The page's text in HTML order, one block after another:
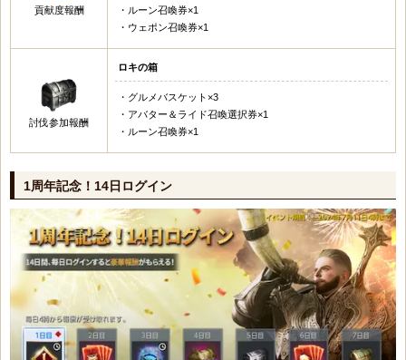
貢献度報酬
・ルーン召喚券×1
・ウェポン召喚券×1
討伐参加報酬
ロキの箱
・グルメバスケット×3
・アバター＆ライド召喚選択券×1
・ルーン召喚券×1
1周年記念！14日ログイン